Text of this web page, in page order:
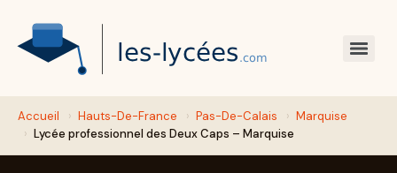
Accueil › Hauts-De-France › Pas-De-Calais › Marquise
› Lycée professionnel des Deux Caps – Marquise